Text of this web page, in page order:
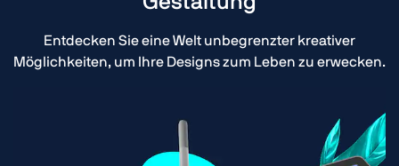
Entdecken Sie eine Welt unbegrenzter kreativer
Möglichkeiten, um Ihre Designs zum Leben zu erwecken.